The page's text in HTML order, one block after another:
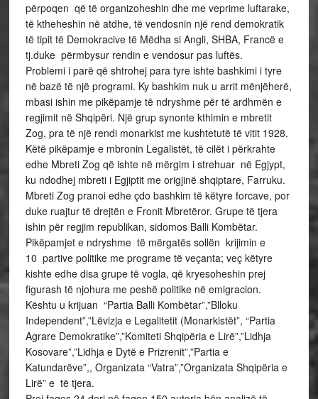
përpoqen që të organizoheshin dhe me veprime luftarake,
të ktheheshin në atdhe, të vendosnin një rend demokratik
të tipit të Demokracive të Mëdha si Angli, SHBA, Francë e
tj.duke përmbysur rendin e vendosur pas luftës.
Problemi i parë që shtrohej para tyre ishte bashkimi i tyre
në bazë të një programi. Ky bashkim nuk u arrit mënjëherë,
mbasi ishin me pikëpamje të ndryshme për të ardhmën e
regjimit në Shqipëri. Një grup synonte kthimin e mbretit
Zog, pra të një rendi monarkist me kushtetutë të vitit 1928.
Këtë pikëpamje e mbronin Legalistët, të cilët i përkrahte
edhe Mbreti Zog që ishte në mërgim i strehuar në Egjypt,
ku ndodhej mbreti i Egjiptit me origjinë shqiptare, Farruku.
Mbreti Zog pranoi edhe çdo bashkim të këtyre forcave, por
duke ruajtur të drejtën e Fronit Mbretëror. Grupe të tjera
ishin për regjim republikan, sidomos Balli Kombëtar.
Pikëpamjet e ndryshme të mërgatës sollën krijimin e
10 partive politike me programe të veçanta; veç këtyre
kishte edhe disa grupe të vogla, që kryesoheshin prej
figurash të njohura me peshë politike në emigracion.
Kështu u krijuan “Partia Balli Kombëtar”,”Blloku
Independent”,”Lëvizja e Legalitetit (Monarkistët”, “Partia
Agrare Demokratike”,”Komiteti Shqipëria e Lirë”,”Lidhja
Kosovare”,”Lidhja e Dytë e Prizrenit”,”Partia e
Katundarëve”,, Organizata “Vatra”,”Organizata Shqipëria e
Lirë” e të tjera.